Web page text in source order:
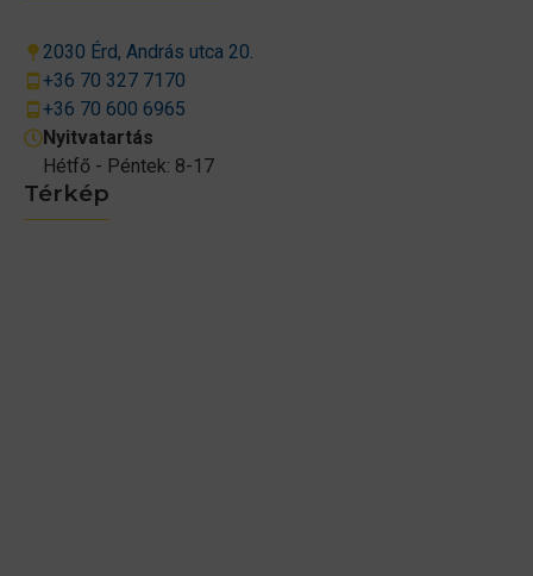
Térkép
2030 Érd, András utca 20.
+36 70 327 7170
+36 70 600 6965
Nyitvatartás
Hétfő - Péntek: 8-17